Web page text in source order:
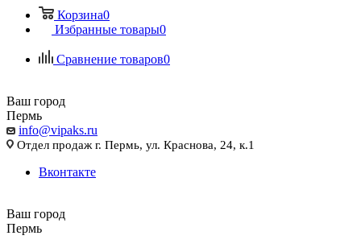
Корзина0
Избранные товары0
Сравнение товаров0
Ваш город
Пермь
info@vipaks.ru
Отдел продаж г. Пермь, ул. Краснова, 24, к.1
Вконтакте
Ваш город
Пермь